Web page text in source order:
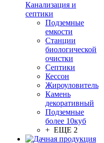
Канализация и
септики
Подземные
емкости
Станции
биологической
очистки
Септики
Кессон
Жироуловитель
Камень
декоративный
Подземные
более 10куб
+ ЕЩЕ 2